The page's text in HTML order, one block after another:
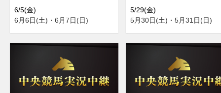
6/5(金)
6月6日(土)・6月7日(日)
5/29(金)
5月30日(土)・5月31日(日)